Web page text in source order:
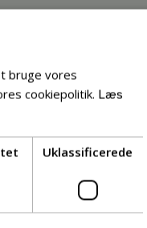
bruge vores
cookiepolitik. Læs
Uklassificerede